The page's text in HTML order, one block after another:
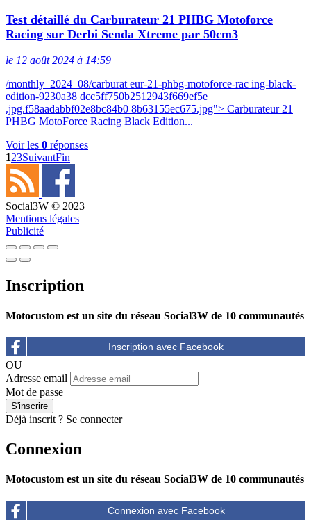
Test détaillé du Carburateur 21 PHBG Motoforce
Racing sur Derbi Senda Xtreme par 50cm3
le 12 août 2024 à 14:59
/monthly_2024_08/carburat eur-21-phbg-motoforce-rac ing-black-
edition-9230a38 dcc5ff750b2512943f669ef5e
.jpg.f58aadabbf02e8bc84b0 8b63155ec675.jpg"> Carburateur 21
PHBG MotoForce Racing Black Edition...
Voir les 0 réponses
123SuivantFin
Social3W © 2023
Mentions légales
Publicité
Inscription
Motocustom est un site du réseau Social3W de 10 communautés
OU
Adresse email
Mot de passe
Déjà inscrit ? Se connecter
Connexion
Motocustom est un site du réseau Social3W de 10 communautés